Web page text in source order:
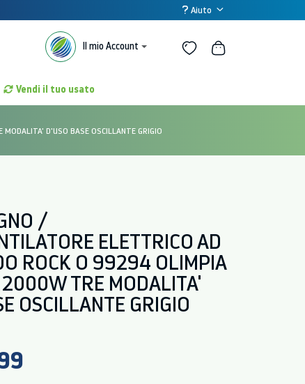
Aiuto
Il mio Account
Vendi il tuo usato
D'USO BASE OSCILLANTE GRIGIO
/
ELETTRICO AD
ROCK O 99294 OLIMPIA
TRE MODALITA'
OSCILLANTE GRIGIO